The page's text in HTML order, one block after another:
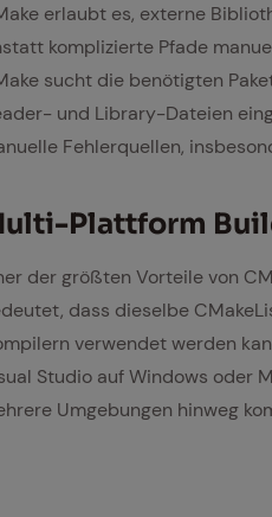
erlaubt es, externe
komplizierte Pfade
sucht die benötigten
und Library-Dateien
Fehlerquellen,
Platt­form
der größten Vorteile von
dass dieselbe
verwendet werden
Studio auf Windows oder
Umgebungen hinweg